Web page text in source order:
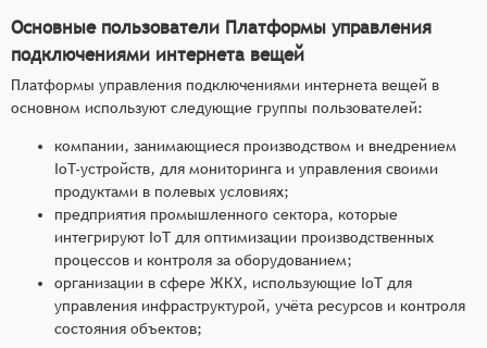
Основные пользователи Платформы управления
подключениями интернета вещей
Платформы управления подключениями интернета вещей в
основном используют следующие группы пользователей:
компании, занимающиеся производством и внедрением
IoT-устройств, для мониторинга и управления своими
продуктами в полевых условиях;
предприятия промышленного сектора, которые
интегрируют IoT для оптимизации производственных
процессов и контроля за оборудованием;
организации в сфере ЖКХ, использующие IoT для
управления инфраструктурой, учёта ресурсов и контроля
состояния объектов;